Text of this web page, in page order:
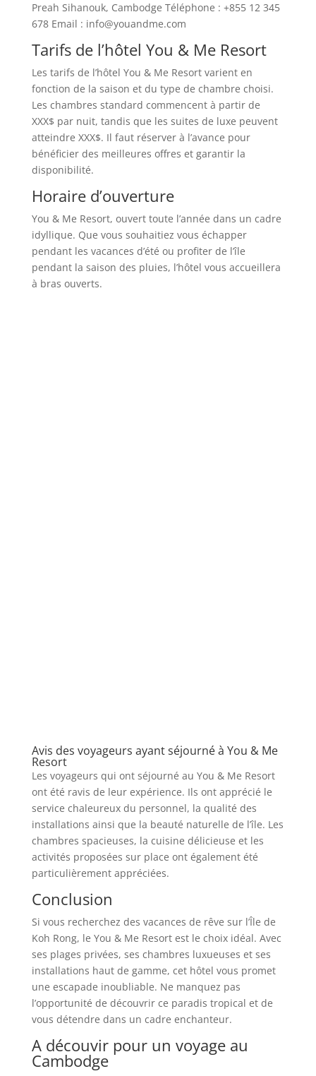
Preah Sihanouk, Cambodge Téléphone : +855 12 345
678 Email : info@youandme.com
Tarifs de l’hôtel You & Me Resort
Les tarifs de l’hôtel You & Me Resort varient en
fonction de la saison et du type de chambre choisi.
Les chambres standard commencent à partir de
XXX$ par nuit, tandis que les suites de luxe peuvent
atteindre XXX$. Il faut réserver à l’avance pour
bénéficier des meilleures offres et garantir la
disponibilité.
Horaire d’ouverture
You & Me Resort, ouvert toute l’année dans un cadre
idyllique. Que vous souhaitiez vous échapper
pendant les vacances d’été ou profiter de l’île
pendant la saison des pluies, l’hôtel vous accueillera
à bras ouverts.
Avis des voyageurs ayant séjourné à You & Me
Resort
Les voyageurs qui ont séjourné au You & Me Resort
ont été ravis de leur expérience. Ils ont apprécié le
service chaleureux du personnel, la qualité des
installations ainsi que la beauté naturelle de l’île. Les
chambres spacieuses, la cuisine délicieuse et les
activités proposées sur place ont également été
particulièrement appréciées.
Conclusion
Si vous recherchez des vacances de rêve sur l’Île de
Koh Rong, le You & Me Resort est le choix idéal. Avec
ses plages privées, ses chambres luxueuses et ses
installations haut de gamme, cet hôtel vous promet
une escapade inoubliable. Ne manquez pas
l’opportunité de découvrir ce paradis tropical et de
vous détendre dans un cadre enchanteur.
A découvir pour un voyage au
Cambodge